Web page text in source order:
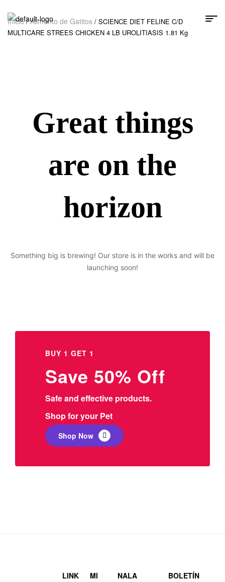
Inicio/Alimento de Gatitos / SCIENCE DIET FELINE C/D
MULTICARE STREES CHICKEN 4 LB UROLITIASIS 1.81 Kg
Great things
are on the
horizon
Something big is brewing! Our store is in the works and will be
launching soon!
BUY 1 GET 1
Save 50% Off
Safe and effective products.
Shop for your Pet
Shop Now
LINK
MI
NALA
BOLETÍN